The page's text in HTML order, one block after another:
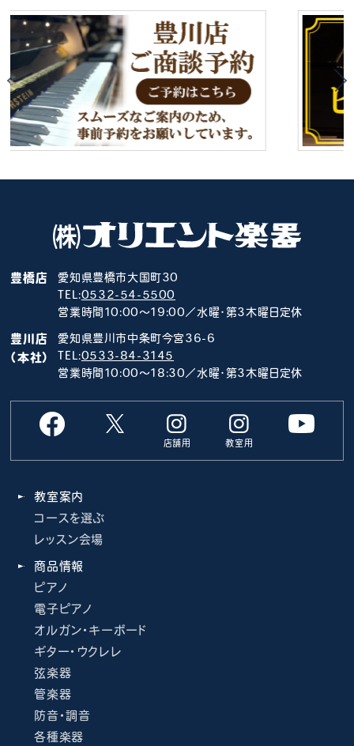
豊橋店
愛知県豊橋市大国町30
TEL:0532-54-5500
営業時間10:00～19:00／水曜･第3木曜日定休
豊川店
（本社）
愛知県豊川市中条町今宮36-6
TEL:0533-84-3145
営業時間10:00～18:30／水曜･第3木曜日定休
店舗用 教室用
教室案内
コースを選ぶ
レッスン会場
商品情報
ピアノ
電子ピアノ
オルガン・キーボード
ギター・ウクレレ
弦楽器
管楽器
防音・調音
各種楽器